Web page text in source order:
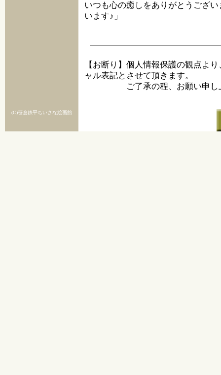
いつも心の癒しをありがとうござ
います♪」
【お断り】個人情報保護の観点よ
ャル表記とさせて頂きます。
ご了承の程、お願い申し上
(C)笹倉鉄平ちいさな絵画館